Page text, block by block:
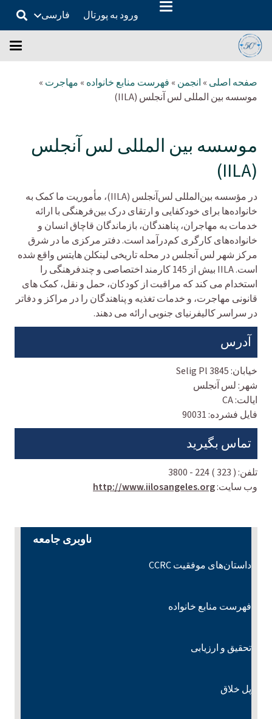
ورود به پورتال فارسی
صفحه اصلی » انجمن » فهرست منابع خانواده » مهاجرت »
موسسه بین المللی لس آنجلس (IILA)
موسسه بین المللی لس آنجلس
(IILA)
در مؤسسه بین‌المللی لس‌آنجلس (IILA)، مأموریت ما کمک به
خانواده‌ها برای خودکفایی و ارتقای درک بین‌فرهنگی با ارائه
خدمات به مهاجران، پناهندگان، بازماندگان قاچاق انسان و
خانواده‌های کارگری کم‌درآمد است. دفتر مرکزی ما در شرق
مرکز شهر لس آنجلس در محله تاریخی لینکلن هایتس واقع شده
است. IILA بیش از 145 کارمند اختصاصی و چندفرهنگی را
استخدام می کند که مراقبت از کودکان، حمل و نقل، کمک های
قانونی مهاجرت، و خدمات تغذیه و پناهندگان را در مراکز و دفاتر
در سراسر کالیفرنیای جنوبی ارائه می دهند.
آدرس
خیابان: 3845 Selig Pl
شهر: لس آنجلس
ایالت:CA
فایل فشرده: 90031
تماس بگیرید
تلفن: ( 323 ) 224 - 3800
وب سایت:http://www.iilosangeles.org
ناوبری جامعه
داستان‌های موفقیت CCRC
فهرست منابع خانواده
تحقیق و ارزیابی
پل خلاق